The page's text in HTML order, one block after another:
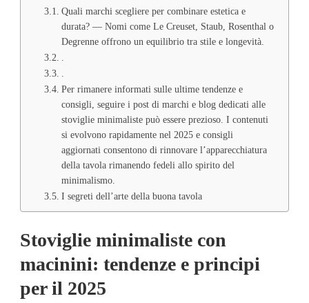
Quali marchi scegliere per combinare estetica e
durata? — Nomi come Le Creuset, Staub, Rosenthal o
Degrenne offrono un equilibrio tra stile e longevità.
Per rimanere informati sulle ultime tendenze e
consigli, seguire i post di marchi e blog dedicati alle
stoviglie minimaliste può essere prezioso. I contenuti
si evolvono rapidamente nel 2025 e consigli
aggiornati consentono di rinnovare l’apparecchiatura
della tavola rimanendo fedeli allo spirito del
minimalismo.
I segreti dell’arte della buona tavola
Stoviglie minimaliste con
macinini: tendenze e principi
per il 2025